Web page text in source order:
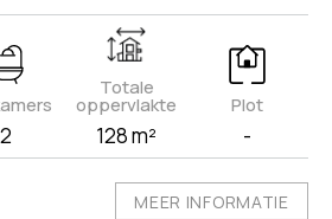
2
Totale
oppervlakte
128 m²
Plot
-
MEER INFORMATIE